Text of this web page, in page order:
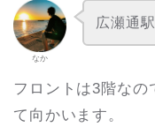
なか
広瀬通
フロントは3階なの
て向かいます。